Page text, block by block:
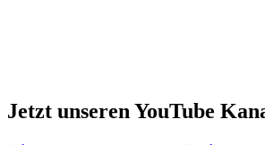
Jetzt unseren YouTube